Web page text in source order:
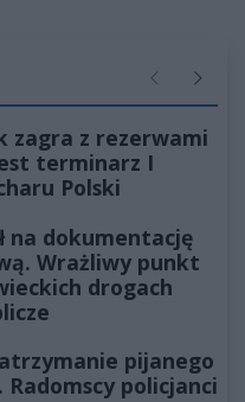
Poprzednie
zagra z rezerwami
terminarz I
Polski
na dokumentację
Wrażliwy punkt
drogach
pijanego
policjanci